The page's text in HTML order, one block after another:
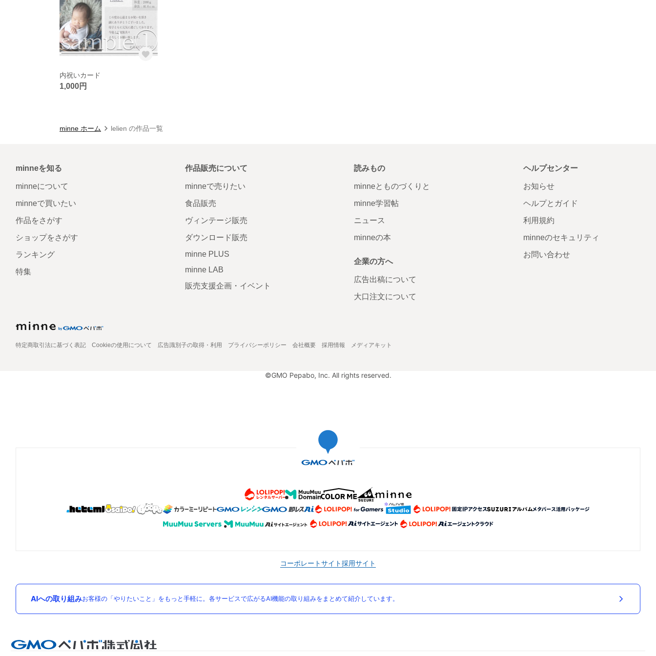
内祝いカード
1,000円
minne ホーム lelien の作品一覧
minneを知る
minneについて
minneで買いたい
作品をさがす
ショップをさがす
ランキング
特集
作品販売について
minneで売りたい
食品販売
ヴィンテージ販売
ダウンロード販売
minne PLUS
minne LAB
販売支援企画・イベント
読みもの
minneとものづくりと
minne学習帖
ニュース
minneの本
企業の方へ
広告出稿について
大口注文について
ヘルプセンター
お知らせ
ヘルプとガイド
利用規約
minneのセキュリティ
お問い合わせ
特定商取引法に基づく表記 Cookieの使用について 広告識別子の取得・利用 プライバシーポリシー 会社概要 採用情報 メディアキット
©GMO Pepabo, Inc. All rights reserved.
コーポレートサイト採用サイト
AIへの取り組みお客様の「やりたいこと」をもっと手軽に。各サービスで広がるAI機能の取り組みをまとめて紹介しています。